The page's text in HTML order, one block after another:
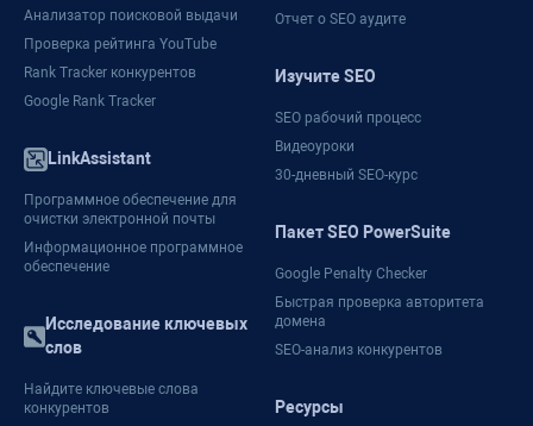
Анализатор поисковой выдачи
Проверка рейтинга YouTube
Rank Tracker конкурентов
Google Rank Tracker
LinkAssistant
Программное обеспечение для
очистки электронной почты
Информационное программное
обеспечение
Исследование ключевых
слов
Найдите ключевые слова
конкурентов
Отчет о SEO аудите
Изучите SEO
SEO рабочий процесс
Видеоуроки
30-дневный SEO-курс
Пакет SEO PowerSuite
Google Penalty Checker
Быстрая проверка авторитета
домена
SEO-анализ конкурентов
Ресурсы